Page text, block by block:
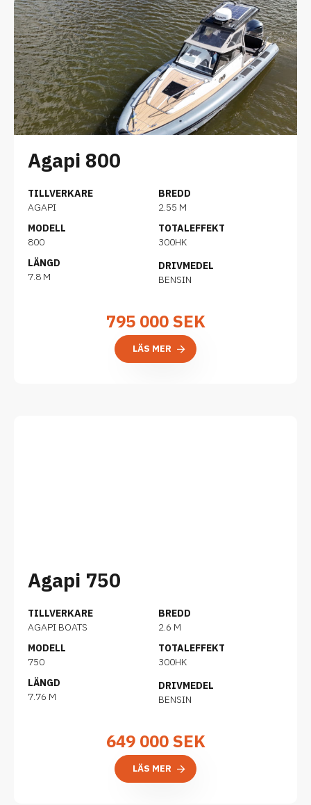
Agapi 800
TILLVERKARE
AGAPI
MODELL
800
LÄNGD
7.8 M
BREDD
2.55 M
TOTALEFFEKT
300HK
DRIVMEDEL
BENSIN
795 000SEK
LÄS MER
Agapi 750
TILLVERKARE
AGAPI BOATS
MODELL
750
LÄNGD
7.76 M
BREDD
2.6 M
TOTALEFFEKT
300HK
DRIVMEDEL
BENSIN
649 000SEK
LÄS MER